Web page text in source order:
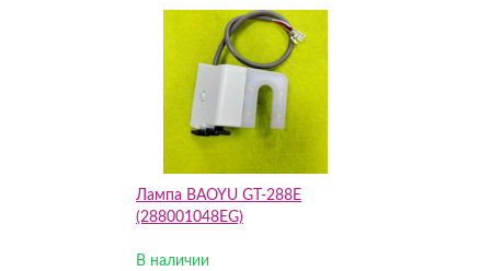
Лампа BAOYU GT-288E
(288001048EG)
В наличии